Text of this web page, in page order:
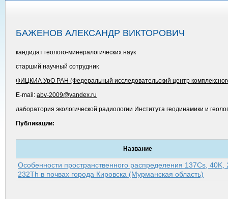
БАЖЕНОВ АЛЕКСАНДР ВИКТОРОВИЧ
кандидат геолого-минералогических наук
старший научный сотрудник
ФИЦКИА УрО РАН (Федеральный исследовательский центр
E-mail: abv-2009@yandex.ru
лаборатория экологической радиологии Института геодинамики и
Публикации:
Название
Особенности пространственного распределения 137Cs, 40K,
232Th в почвах города Кировска (Мурманская область)